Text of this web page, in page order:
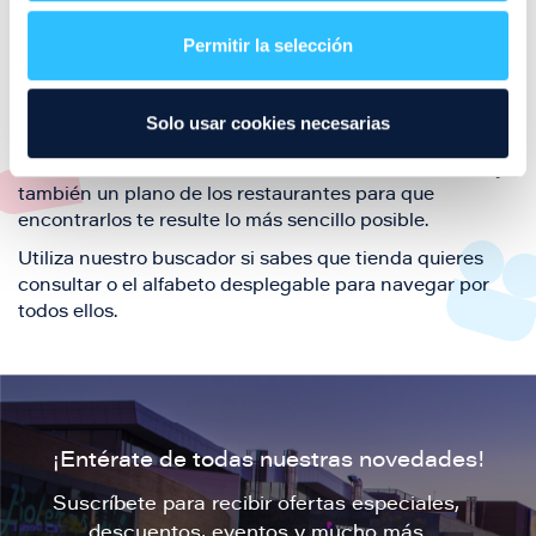
Permitir la selección
Solo usar cookies necesarias
también de nuestra oferta de ocio y shopping durante
tu visita.
El este directorio de restaurantes de Puerto Venecia
también un plano de los restaurantes para que
encontrarlos te resulte lo más sencillo posible.
Utiliza nuestro buscador si sabes que tienda quieres
consultar o el alfabeto desplegable para navegar por
todos ellos.
¡Entérate de todas nuestras novedades!
Suscríbete para recibir ofertas especiales,